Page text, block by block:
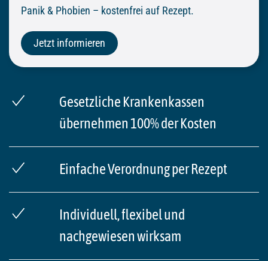
Panik & Phobien – kostenfrei auf Rezept.
Jetzt informieren
Gesetzliche Krankenkassen
übernehmen 100% der Kosten
Einfache Verordnung per Rezept
Individuell, flexibel und
nachgewiesen wirksam